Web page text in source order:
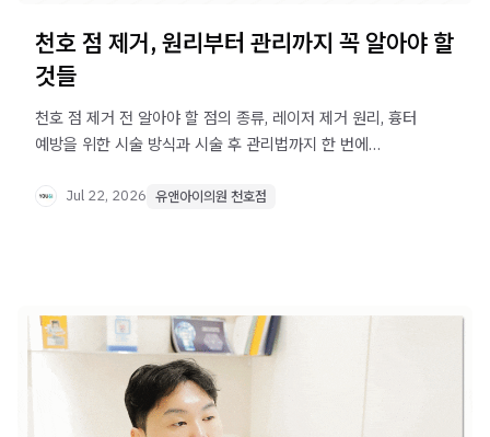
천호 점 제거, 원리부터 관리까지 꼭 알아야 할
것들
천호 점 제거 전 알아야 할 점의 종류, 레이저 제거 원리, 흉터
예방을 위한 시술 방식과 시술 후 관리법까지 한 번에
Jul 22, 2026 유앤아이의원 천호점